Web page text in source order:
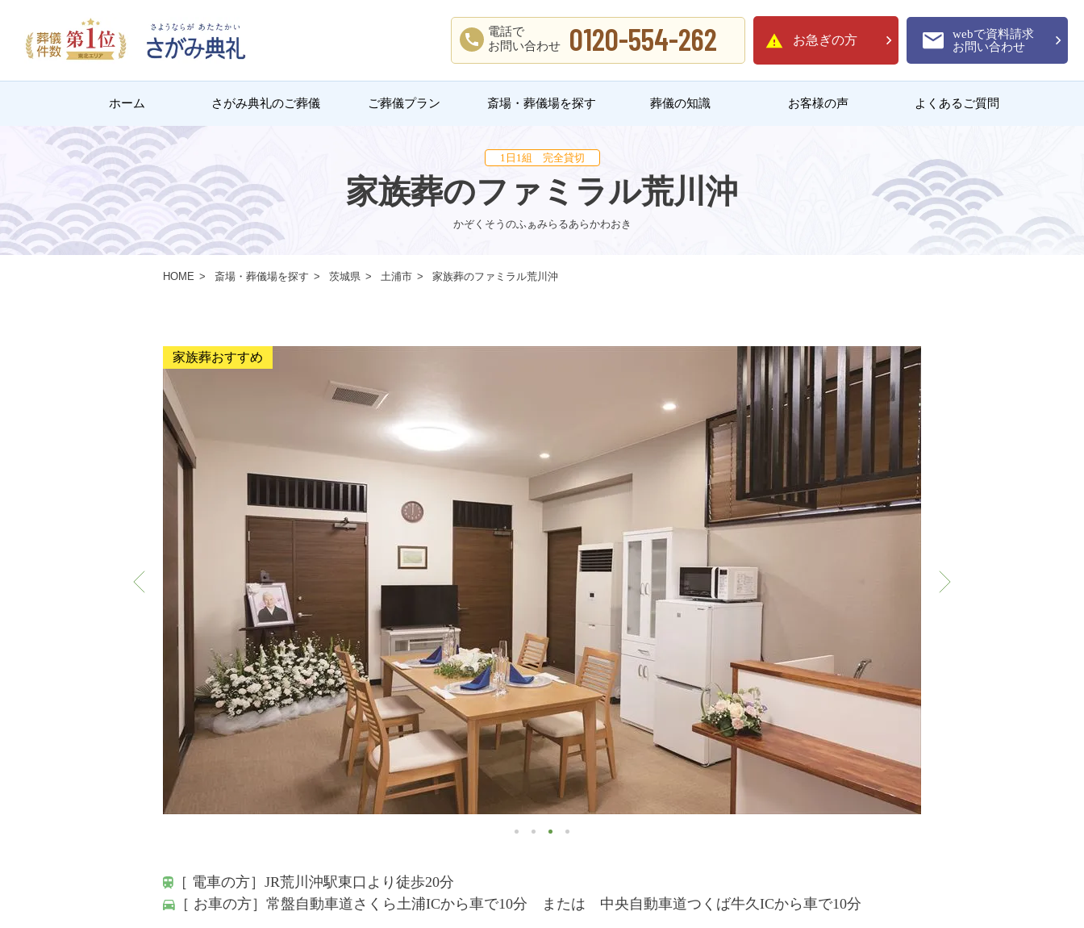
電話で
お問い合わせ
0120-554-262 お急ぎの方
webで資料請求
お問い合わせ
ホーム さがみ典礼のご葬儀 ご葬儀プラン 斎場・葬儀場を探す 葬儀の知識 お客様の声 よくあるご質問
1日1組 完全貸切
家族葬のファミラル荒川沖
かぞくそうのふぁみらるあらかわおき
HOME 斎場・葬儀場を探す 茨城県 土浦市 家族葬のファミラル荒川沖
家族葬おすすめ
［ 電車の方］JR荒川沖駅東口より徒歩20分
［ お車の方］常盤自動車道さくら土浦ICから車で10分 または 中央自動車道つくば牛久ICから車で10分